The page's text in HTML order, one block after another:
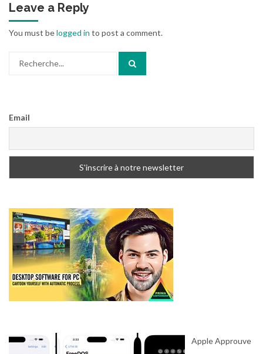
Leave a Reply
You must belogged in to post a comment.
Email
Apple Approuve